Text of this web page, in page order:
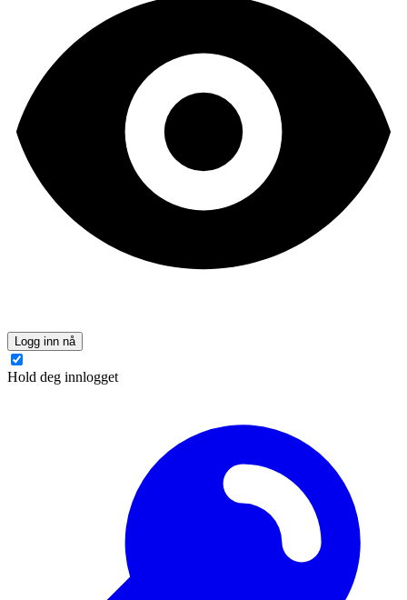
Logg inn nå
Hold deg innlogget